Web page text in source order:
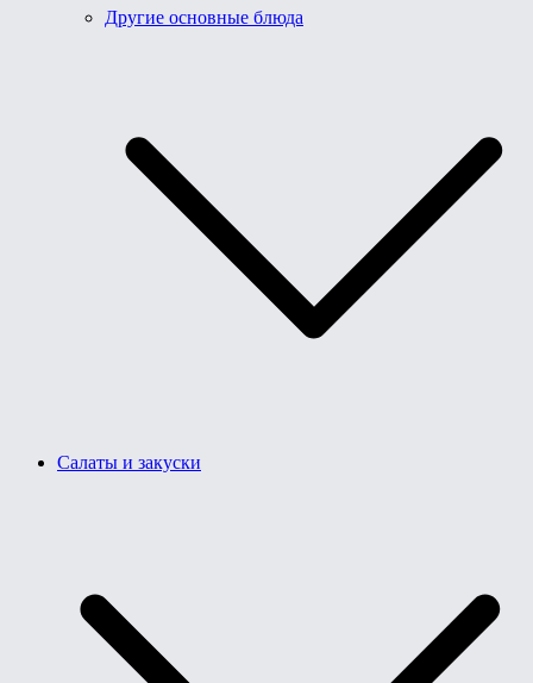
Другие основные блюда
Салаты и закуски